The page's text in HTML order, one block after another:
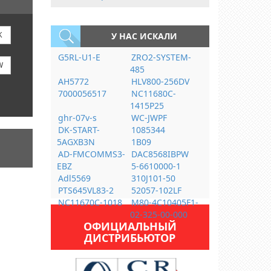
У НАС ИСКАЛИ
G5RL-U1-E
ZRO2-SYSTEM-
485
AH5772
HLV800-256DV
7000056517
NC11680C-
1415P25
ghr-07v-s
WC-JWPF
DK-START-
5AGXB3N
1085344
1B09
AD-FMCOMMS3-
EBZ
DAC8568IBPW
5-6610000-1
Adl5569
310J101-50
PTS645VL83-2
52057-102LF
NC11670C-1018
M80-4C10405F1-
02-325-00-000
ОФИЦИАЛЬНЫЙ
ДИСТРИБЬЮТОР